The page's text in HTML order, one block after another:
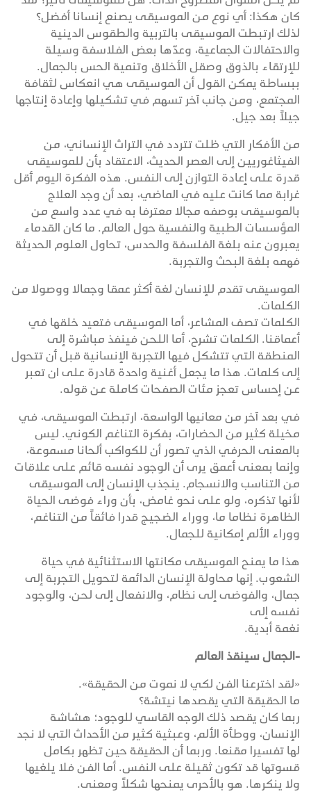
كان هكذا: أي نوع من الموسيقى يصنع إنسانا أفضل؟
لذلك ارتبطت الموسيقى بالتربية والطقوس الدينية
والاحتفالات الجماعية، وعدّها بعض الفلاسفة وسيلة
للإرتقاء بالذوق وصقل الأخلاق وتنمية الحس بالجمال.
ببساطة يمكن القول أن الموسيقى هي انعكاس لثقافة
المجتمع، ومن جانب آخر تسهم في تشكيلها وإعادة إنتاجها
جيلاً بعد جيل.
من الأفكار التي ظلت تتردد في التراث الإنساني، من
الفيثاغوريين إلى العصر الحديث، الاعتقاد بأن للموسيقى
قدرة على إعادة التوازن إلى النفس. هذه الفكرة اليوم أقل
غرابة مما كانت عليه في الماضي، بعد أن وجد العلاج
بالموسيقى بوصفه مجالا معترفا به في عدد واسع من
المؤسسات الطبية والنفسية حول العالم. ما كان القدماء
يعبرون عنه بلغة الفلسفة والحدس، تحاول العلوم الحديثة
فهمه بلغة البحث والتجربة.
الموسيقى تقدم للإنسان لغة أكثر عمقا وجمالا ووصولا من
الكلمات.
الكلمات تصف المشاعر، أما الموسيقى فتعيد خلقها في
أعماقنا. الكلمات تشرح، أما اللحن فينفذ مباشرة إلى
المنطقة التي تتشكل فيها التجربة الإنسانية قبل أن تتحول
إلى كلمات. هذا ما يجعل أغنية واحدة قادرة على ان تعبر
عن إحساس تعجز مئات الصفحات كاملة عن قوله.
في بعد آخر من معانيها الواسعة، ارتبطت الموسيقى، في
مخيلة كثير من الحضارات، بفكرة التناغم الكوني. ليس
بالمعنى الحرفي الذي تصور أن للكواكب ألحانا مسموعة،
وإنما بمعنى أعمق يرى أن الوجود نفسه قائم على علاقات
من التناسب والانسجام. ينجذب الإنسان إلى الموسيقى
لأنها تذكره، ولو على نحو غامض، بأن وراء فوضى الحياة
الظاهرة نظاما ما، ووراء الضجيج قدرا فائقاً من التناغم،
ووراء الألم إمكانية للجمال.
هذا ما يمنح الموسيقى مكانتها الاستثنائية في حياة
الشعوب. إنها محاولة الإنسان الدائمة لتحويل التجربة إلى
جمال، والفوضى إلى نظام، والانفعال إلى لحن، والوجود
نفسه إلى
نغمة أبدية.
-الجمال سينقذ العالم
«لقد اخترعنا الفن لكي لا نموت من الحقيقة».
ما الحقيقة التي يقصدها نيتشة؟
ربما كان يقصد ذلك الوجه القاسي للوجود؛ هشاشة
الإنسان، ووطأة الألم، وعبثية كثير من الأحداث التي لا نجد
لها تفسيرا مقنعا. وربما أن الحقيقة حين تظهر بكامل
قسوتها قد تكون ثقيلة على النفس. أما الفن فلا يلغيها
ولا ينكرها. هو بالأحرى يمنحها شكلاً ومعنى.